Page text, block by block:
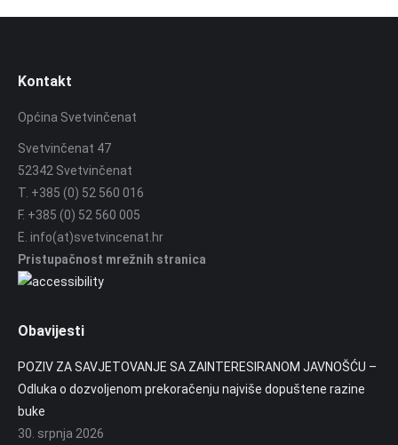
Kontakt
Općina Svetvinčenat
Svetvinčenat 47
52342 Svetvinčenat
T. +385 (0) 52 560 016
F. +385 (0) 52 560 005
E. info(at)svetvincenat.hr
Pristupačnost mrežnih stranica
Obavijesti
POZIV ZA SAVJETOVANJE SA ZAINTERESIRANOM JAVNOŠĆU –
Odluka o dozvoljenom prekoračenju najviše dopuštene razine
buke
30. srpnja 2026